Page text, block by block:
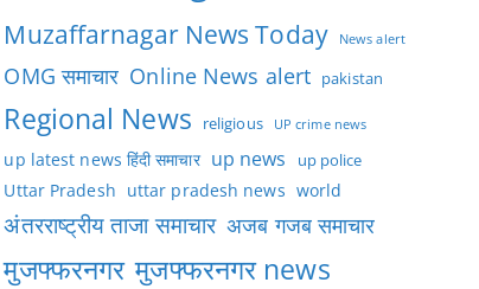
Muzaffarnagar News Today News alert
OMG समाचार Online News alert pakistan
Regional News religious UP crime news
up latest news हिंदी समाचार up news up police
Uttar Pradesh uttar pradesh news world
अंतरराष्ट्रीय ताजा समाचार अजब गजब समाचार
मुजफ्फरनगर मुजफ्फरनगर news